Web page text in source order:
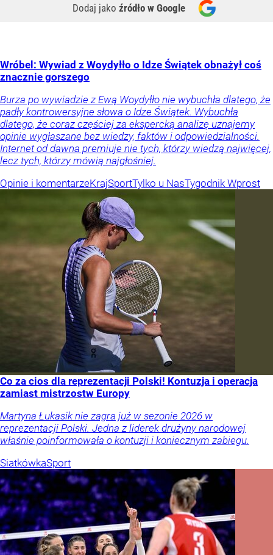
Dodaj jako źródło w Google
Wróbel: Wywiad z Woydyłło o Idze Świątek obnażył coś
znacznie gorszego
Burza po wywiadzie z Ewą Woydyłło nie wybuchła dlatego, że
padły kontrowersyjne słowa o Idze Świątek. Wybuchła
dlatego, że coraz częściej za ekspercką analizę uznajemy
opinie wygłaszane bez wiedzy, faktów i odpowiedzialności.
Internet od dawna premiuje nie tych, którzy wiedzą najwięcej,
lecz tych, którzy mówią najgłośniej.
Opinie i komentarzeKrajSportTylko u NasTygodnik Wprost
Co za cios dla reprezentacji Polski! Kontuzja i operacja
zamiast mistrzostw Europy
Martyna Łukasik nie zagra już w sezonie 2026 w
reprezentacji Polski. Jedna z liderek drużyny narodowej
właśnie poinformowała o kontuzji i koniecznym zabiegu.
SiatkówkaSport